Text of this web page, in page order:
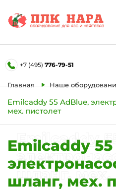
+7 (495) 776-79-51
Главная Наше
Emilcaddy 55 AdBlue,
мех. пистолет
Emilcaddy
шланг, мех.
Emilcaddy
шланг, мех.
Форма обратной
Ваше имя
Телефон
Отправить